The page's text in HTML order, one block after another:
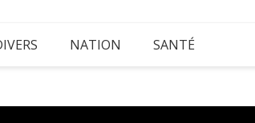
NATION SANTÉ